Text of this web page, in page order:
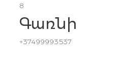
8
Գառնի
+37499993537